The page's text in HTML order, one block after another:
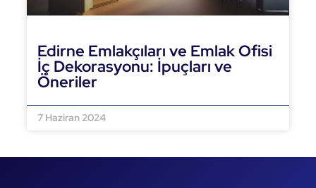
Edirne Emlakçıları ve Emlak Ofisi
İç Dekorasyonu: İpuçları ve
Öneriler
7 Haziran 2024